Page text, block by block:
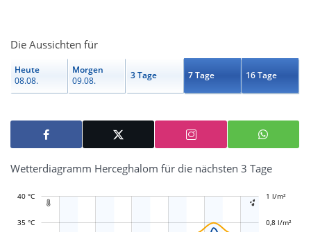
Die Aussichten für
Heute
08.08.
Morgen
09.08.
3 Tage 7 Tage 16 Tage
Wetterdiagramm Herceghalom für die nächsten 3 Tage
 
35 °C
40 °C -0,4 l/m²
-0,2 l/m²
0,8 l/m²
1 l/m²
1,2 l/m²